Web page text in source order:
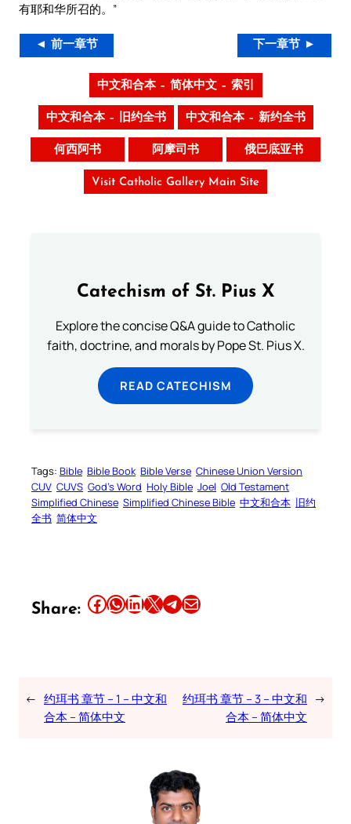
有耶和华所召的。”
◄ 前一章节 下一章节 ►
中文和合本 – 简体中文 – 索引
中文和合本 – 旧约全书 中文和合本 – 新约全书
何西阿书 阿摩司书 俄巴底亚书
Visit Catholic Gallery Main Site
Catechism of St. Pius X
Explore the concise Q&A guide to Catholic
faith, doctrine, and morals by Pope St. Pius X.
READ CATECHISM
Tags: Bible Bible Book Bible Verse Chinese Union Version
CUV CUVS God’s Word Holy Bible Joel Old Testament
Simplified Chinese Simplified Chinese Bible 中文和合本 旧约
全书 简体中文
Share: Share this article on Facebook Share this article on WhatsApp Share this article on LinkedIn Share this article on X Share this article on TelegramEmail this Article
← 约珥书 章节 – 1 – 中文和
合本 – 简体中文
约珥书 章节 – 3 – 中文和
合本 – 简体中文
→